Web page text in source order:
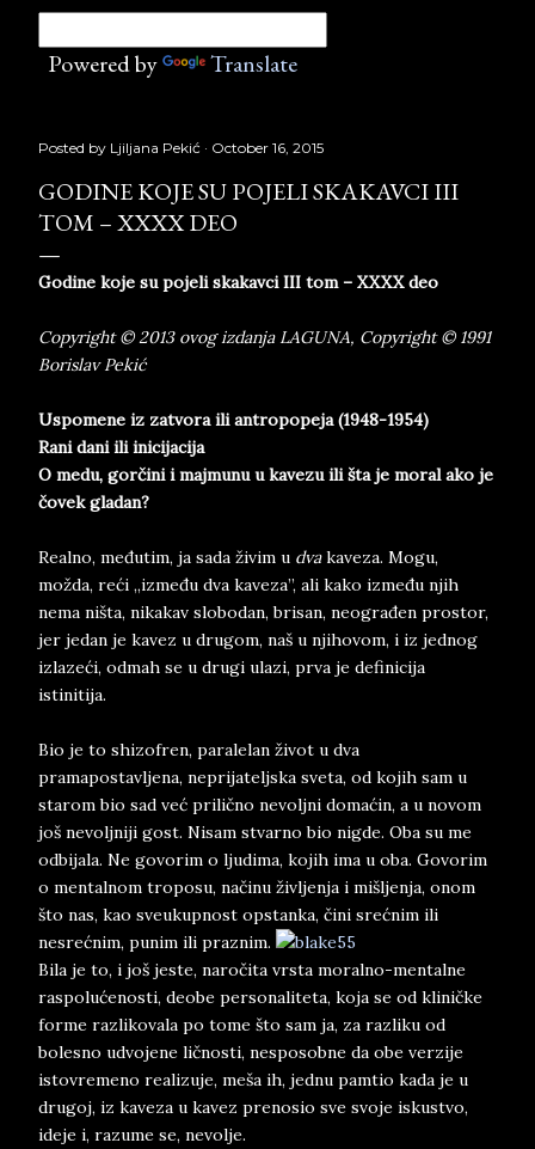
Powered by Translate
Posted by Ljiljana Pekić October 16, 2015
GODINE KOJE SU POJELI SKAKAVCI III
TOM – XXXX DEO
Godine koje su pojeli skakavci III tom – XXXX deo
Copyright © 2013 ovog izdanja LAGUNA, Copyright © 1991
Borislav Pekić
Uspomene iz zatvora ili antropopeja (1948-1954)
Rani dani ili inicijacija
O medu, gorčini i majmunu u kavezu ili šta je moral ako je
čovek gladan?
Realno, međutim, ja sada živim u dvakaveza. Mogu,
možda, reći „između dva kaveza”, ali kako između njih
nema ništa, nikakav slobodan, brisan, neograđen prostor,
jer jedan je kavez u drugom, naš u njihovom, i iz jednog
izlazeći, odmah se u drugi ulazi, prva je definicija
istinitija.
Bio je to shizofren, paralelan život u dva
pramapostavljena, neprijateljska sveta, od kojih sam u
starom bio sad već prilično nevoljni domaćin, a u novom
još nevoljniji gost. Nisam stvarno bio nigde. Oba su me
odbijala. Ne govorim o ljudima, kojih ima u oba. Govorim
o mentalnom troposu, načinu življenja i mišljenja, onom
što nas, kao sveukupnost opstanka, čini srećnim ili
nesrećnim, punim ili praznim.
Bila je to, i još jeste, naročita vrsta moralno-mentalne
raspolućenosti, deobe personaliteta, koja se od kliničke
forme razlikovala po tome što sam ja, za razliku od
bolesno udvojene ličnosti, nesposobne da obe verzije
istovremeno realizuje, meša ih, jednu pamtio kada je u
drugoj, iz kaveza u kavez prenosio sve svoje iskustvo,
ideje i, razume se, nevolje.